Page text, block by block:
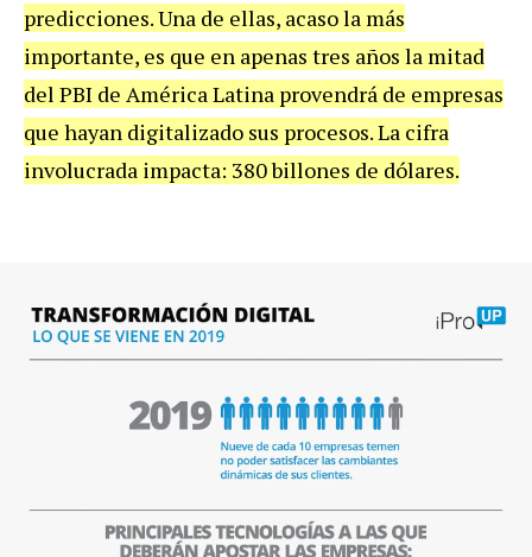
predicciones. Una de ellas, acaso la más
importante, es que en apenas tres años la mitad
del PBI de América Latina provendrá de empresas
que hayan digitalizado sus procesos. La cifra
involucrada impacta: 380 billones de dólares.